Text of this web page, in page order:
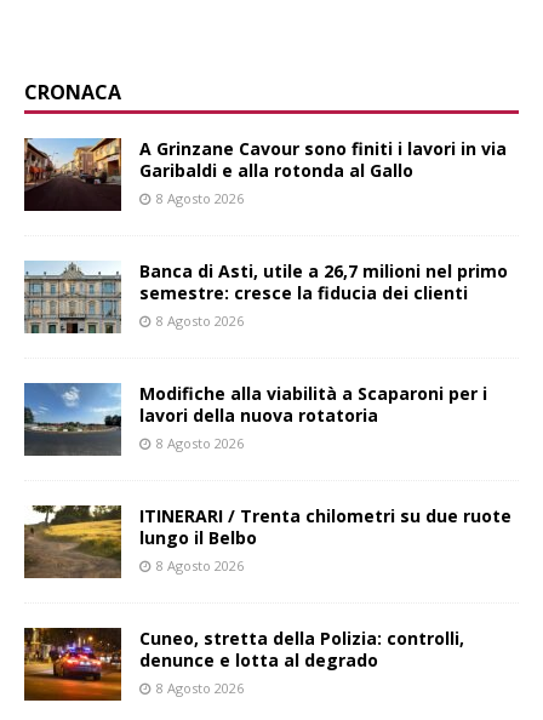
CRONACA
A Grinzane Cavour sono finiti i lavori in via
Garibaldi e alla rotonda al Gallo
8 Agosto 2026
Banca di Asti, utile a 26,7 milioni nel primo
semestre: cresce la fiducia dei clienti
8 Agosto 2026
Modifiche alla viabilità a Scaparoni per i
lavori della nuova rotatoria
8 Agosto 2026
ITINERARI / Trenta chilometri su due ruote
lungo il Belbo
8 Agosto 2026
Cuneo, stretta della Polizia: controlli,
denunce e lotta al degrado
8 Agosto 2026